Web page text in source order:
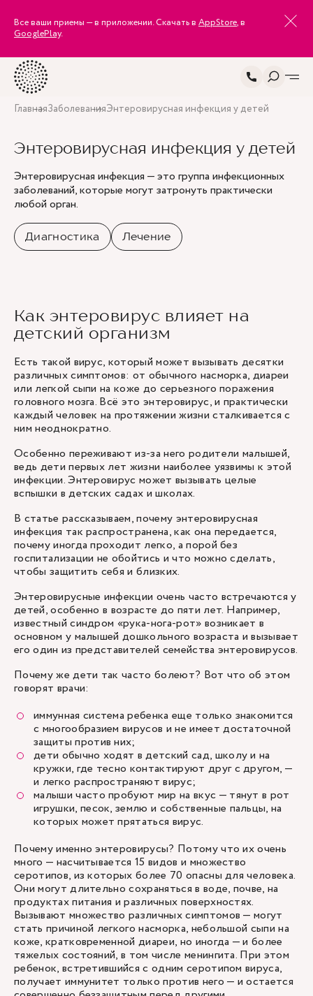
Все ваши приемы — в приложении. Скачать в AppStore, в
GooglePlay.
ГлавнаяЗаболеванияЭнтеровирусная инфекция у детей
Энтеровирусная инфекция у детей
Энтеровирусная инфекция — это группа инфекционных
заболеваний, которые могут затронуть практически
любой орган.
Диагностика Лечение
Как энтеровирус влияет на
детский организм
Есть такой вирус, который может вызывать десятки
различных симптомов: от обычного насморка, диареи
или легкой сыпи на коже до серьезного поражения
головного мозга. Всё это энтеровирус, и практически
каждый человек на протяжении жизни сталкивается с
ним неоднократно.
Особенно переживают из-за него родители малышей,
ведь дети первых лет жизни наиболее уязвимы к этой
инфекции. Энтеровирус может вызывать целые
вспышки в детских садах и школах.
В статье рассказываем, почему энтеровирусная
инфекция так распространена, как она передается,
почему иногда проходит легко, а порой без
госпитализации не обойтись и что можно сделать,
чтобы защитить себя и близких.
Энтеровирусные инфекции очень часто встречаются у
детей, особенно в возрасте до пяти лет. Например,
известный синдром «рука-нога-рот» возникает в
основном у малышей дошкольного возраста и вызывает
его один из представителей семейства энтеровирусов.
Почему же дети так часто болеют? Вот что об этом
говорят врачи:
иммунная система ребенка еще только знакомится
с многообразием вирусов и не имеет достаточной
защиты против них;
дети обычно ходят в детский сад, школу и на
кружки, где тесно контактируют друг с другом, —
и легко распространяют вирус;
малыши часто пробуют мир на вкус — тянут в рот
игрушки, песок, землю и собственные пальцы, на
которых может прятаться вирус.
Почему именно энтеровирусы? Потому что их очень
много — насчитывается 15 видов и множество
серотипов, из которых более 70 опасны для человека.
Они могут длительно сохраняться в воде, почве, на
продуктах питания и различных поверхностях.
Вызывают множество различных симптомов — могут
стать причиной легкого насморка, небольшой сыпи на
коже, кратковременной диареи, но иногда — и более
тяжелых состояний, в том числе менингита. При этом
ребенок, встретившийся с одним серотипом вируса,
получает иммунитет только против него — и остается